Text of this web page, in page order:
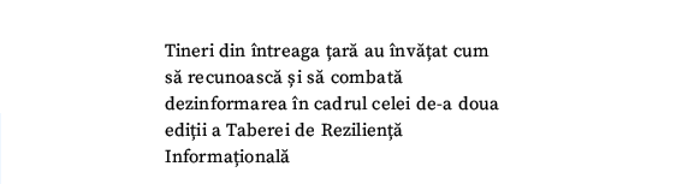
Tineri din întreaga țară au învățat cum
să recunoască și să combată
dezinformarea în cadrul celei de-a doua
ediții a Taberei de Reziliență
Informațională
TRIMITE ȘTIREA